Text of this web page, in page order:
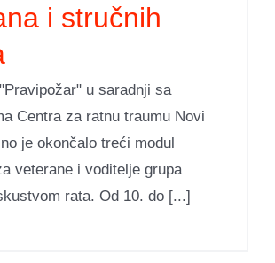
i stručnih
u saradnji sa
Centra za ratnu traumu Novi
je okončalo treći modul
veterane i voditelje grupa
rata. Od 10. do [...]